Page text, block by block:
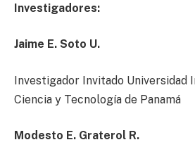
Investigadores:
Jaime E. Soto U.
Investigador Invitado Universidad
Ciencia y Tecnología de Panamá
Modesto E. Graterol R.